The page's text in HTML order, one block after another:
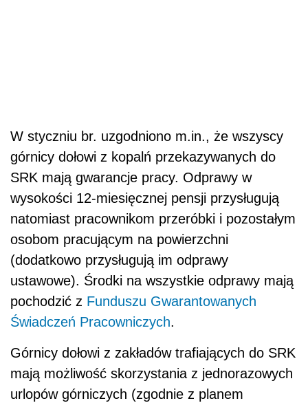
W styczniu br. uzgodniono m.in., że wszyscy
górnicy dołowi z kopalń przekazywanych do
SRK mają gwarancje pracy. Odprawy w
wysokości 12-miesięcznej pensji przysługują
natomiast pracownikom przeróbki i pozostałym
osobom pracującym na powierzchni
(dodatkowo przysługują im odprawy
ustawowe). Środki na wszystkie odprawy mają
pochodzić z Funduszu Gwarantowanych
Świadczeń Pracowniczych.
Górnicy dołowi z zakładów trafiających do SRK
mają możliwość skorzystania z jednorazowych
urlopów górniczych (zgodnie z planem